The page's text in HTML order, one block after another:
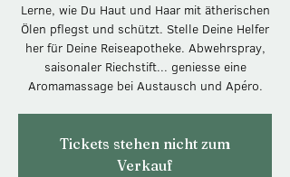
Lerne, wie Du Haut und Haar mit ätherischen
Ölen pflegst und schützt. Stelle Deine Helfer
her für Deine Reiseapotheke. Abwehrspray,
saisonaler Riechstift... geniesse eine
Aromamassage bei Austausch und Apéro.
Tickets stehen nicht zum
Verkauf